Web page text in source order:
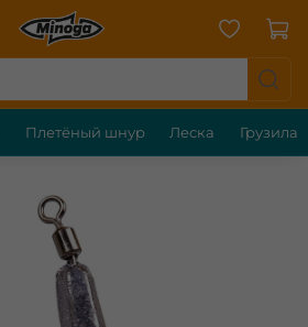
Плетёный шнур Леска Грузила